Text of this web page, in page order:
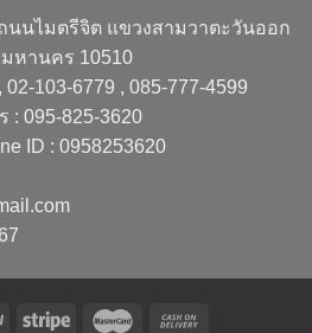
นนไมตรีจิต แขวงสามวาตะวันออก
หานคร 10510
103-6779 , 085-777-4599
: 095-825-3620
ID : 0958253620